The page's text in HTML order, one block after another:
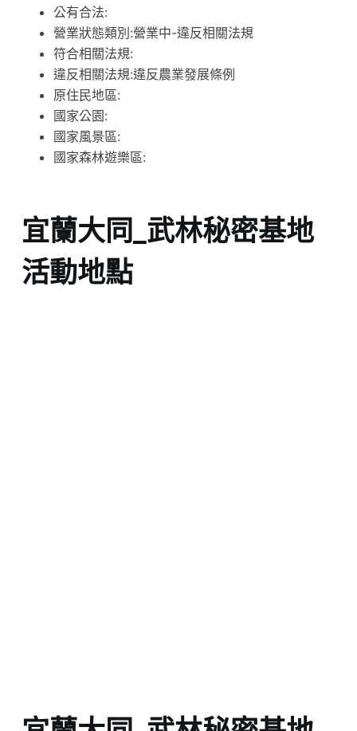
公有合法:
營業狀態類別:營業中-違反相關法規
符合相關法規:
違反相關法規:違反農業發展條例
原住民地區:
國家公園:
國家風景區:
國家森林遊樂區:
宜蘭大同_武林秘密基地
活動地點